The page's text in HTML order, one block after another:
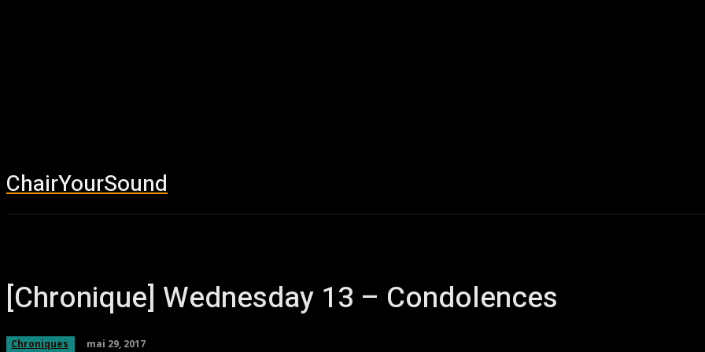
ChairYourSound
[Chronique] Wednesday 13 – Condolences
Chroniques mai 29, 2017